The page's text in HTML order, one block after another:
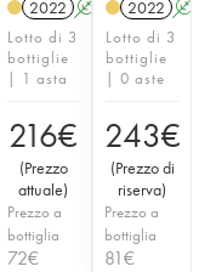
2022 A K
Lotto di 3
bottiglie
| 1 asta
216€
(Prezzo
attuale)
Prezzo a
bottiglia
72€
2022 A
Lotto di 3
bottiglie
| 0 aste
243€
(Prezzo di
riserva)
Prezzo a
bottiglia
81€